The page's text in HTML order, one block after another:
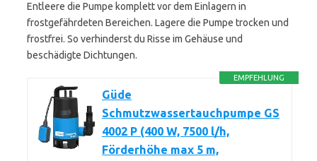
Entleere die Pumpe komplett vor dem Einlagern in
frostgefährdeten Bereichen. Lagere die Pumpe trocken und
frostfrei. So verhinderst du Risse im Gehäuse und
beschädigte Dichtungen.
EMPFEHLUNG
Güde
Schmutzwassertauchpumpe GS
4002 P (400 W, 7500 l/h,
Förderhöhe max 5 m,